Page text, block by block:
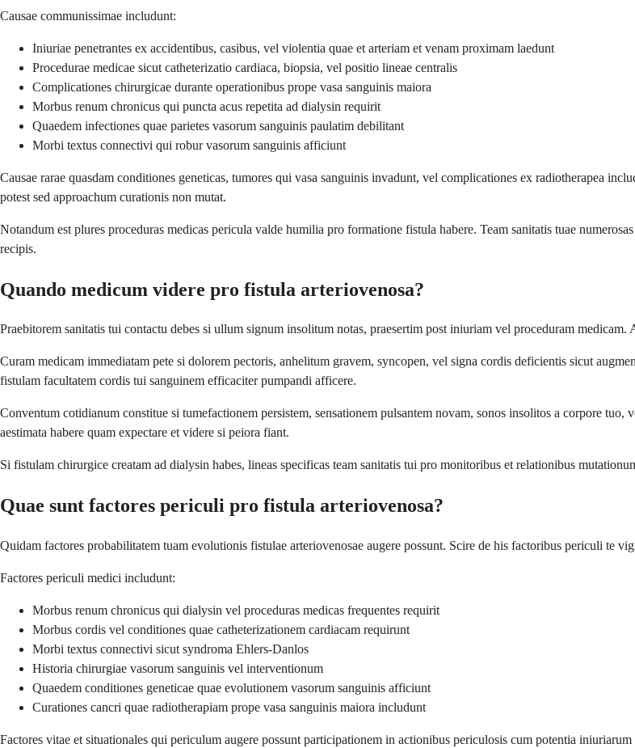
Causae communissimae includunt:
Iniuriae penetrantes ex accidentibus, casibus, vel violentia quae et arteriam et venam proximam laedunt
Procedurae medicae sicut catheterizatio cardiaca, biopsia, vel positio lineae centralis
Complicationes chirurgicae durante operationibus prope vasa sanguinis maiora
Morbus renum chronicus qui puncta acus repetita ad dialysin requirit
Quaedem infectiones quae parietes vasorum sanguinis paulatim debilitant
Morbi textus connectivi qui robur vasorum sanguinis afficiunt
Causae rarae quasdam conditiones geneticas, tumores qui vasa sanguinis invadunt, vel complicationes ex radiotherapea
potest sed approachum curationis non mutat.
Notandum est plures proceduras medicas pericula valde humilia pro formatione fistula habere. Team sanitatis tuae
recipis.
Quando medicum videre pro fistula arteriovenosa?
Praebitorem sanitatis tui contactu debes si ullum signum insolitum notas, praesertim post iniuriam vel proceduram
Curam medicam immediatam pete si dolorem pectoris, anhelitum gravem, syncopen, vel signa cordis deficientis sicut
fistulam facultatem cordis tui sanguinem efficaciter pumpandi afficere.
Conventum cotidianum constitue si tumefactionem persistem, sensationem pulsantem novam, sonos insolitos a corpore
aestimata habere quam expectare et videre si peiora fiant.
Si fistulam chirurgice creatam ad dialysin habes, lineas specificas team sanitatis tui pro monitoribus et relationibus
Quae sunt factores periculi pro fistula arteriovenosa?
Quidam factores probabilitatem tuam evolutionis fistulae arteriovenosae augere possunt. Scire de his factoribus periculi te
Factores periculi medici includunt:
Morbus renum chronicus qui dialysin vel proceduras medicas frequentes requirit
Morbus cordis vel conditiones quae catheterizationem cardiacam requirunt
Morbi textus connectivi sicut syndroma Ehlers-Danlos
Historia chirurgiae vasorum sanguinis vel interventionum
Quaedem conditiones geneticae quae evolutionem vasorum sanguinis afficiunt
Curationes cancri quae radiotherapiam prope vasa sanguinis maiora includunt
Factores vitae et situationales qui periculum augere possunt participationem in actionibus periculosis cum potentia